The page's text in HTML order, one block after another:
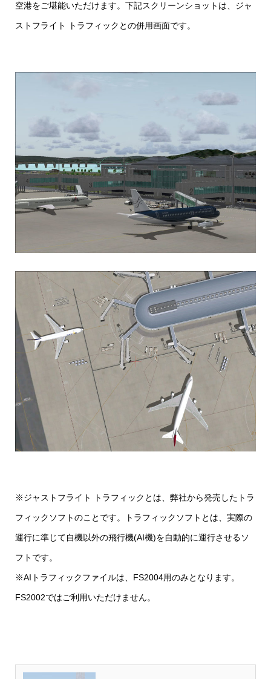
空港をご堪能いただけます。下記スクリーンショットは、ジャ
ストフライト トラフィックとの併用画面です。
※ジャストフライト トラフィックとは、弊社から発売したトラ
フィックソフトのことです。トラフィックソフトとは、実際の
運行に準じて自機以外の飛行機(AI機)を自動的に運行させるソ
フトです。
※AIトラフィックファイルは、FS2004用のみとなります。
FS2002ではご利用いただけません。